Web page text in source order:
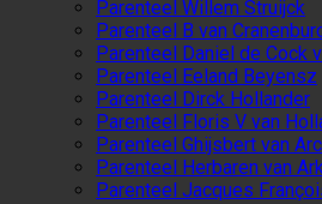
Parenteel Willem Struijck
Parenteel B van
Parenteel Daniel de Cock
Parenteel Eeland Beyensz
Parenteel Dirck Hollander
Parenteel Floris V van
Parenteel Ghijsbert van
Parenteel Herbaren van
Parenteel Jacques